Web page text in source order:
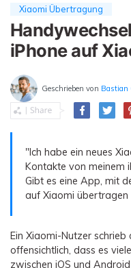
Dienstprogramme
Überblick
Lösungen
Über uns
Shop
Support
Desktop
Mobile
Funktionen
Funktionen
Lösungen
Handy-Backup &
WhatsApp Manager
Übertragung anderer
Preise
Preise für Mac
Preise für die App
Geschäftsplan
Lernen & Unterstützung
Wettbewerbe & Events
Lernen
Suche
Xiaomi Übertragung
iPhone auf
Geschrieben von Bastian
"Ich habe ein neues
Kontakte von meinem
Gibt es eine App, mit
auf Xiaomi übertragen
Ein Xiaomi-Nutzer
offensichtlich, dass es
zwischen iOS und